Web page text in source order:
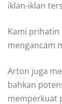
iklan-iklan
Kami
mengancam
Arton juga
bahkan
memperkuat